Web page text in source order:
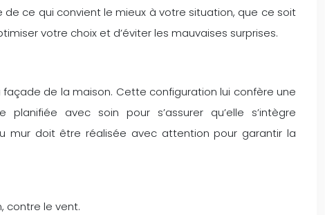
ce qui convient le mieux à votre situation, que ce soit
votre choix et d’éviter les mauvaises surprises.
de la maison. Cette configuration lui confère une
avec soin pour s’assurer qu’elle s’intègre
mur doit être réalisée avec attention pour garantir la
contre le vent.